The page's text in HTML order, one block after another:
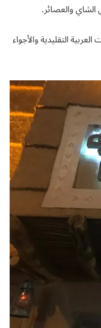
الشاي والعصائر.
التقليدية والأجواء